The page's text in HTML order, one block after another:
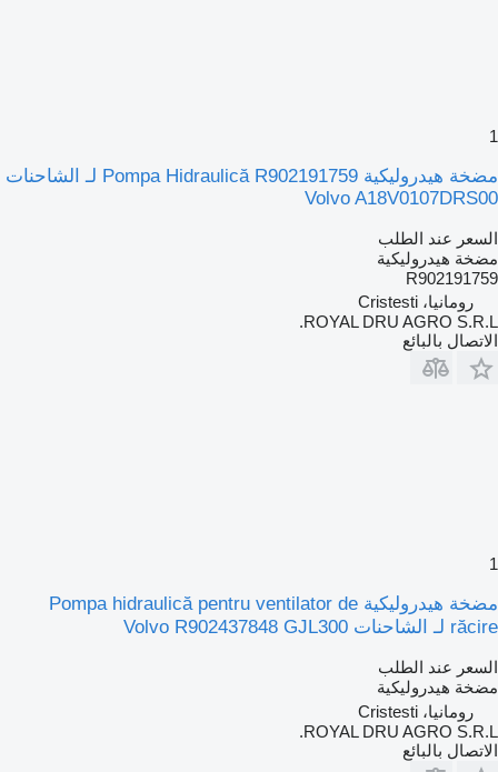
1
مضخة هيدروليكية Pompa Hidraulică R902191759 لـ الشاحنات
Volvo A18V0107DRS00
السعر عند الطلب
مضخة هيدروليكية
R902191759
رومانيا، Cristesti
ROYAL DRU AGRO S.R.L.
الاتصال بالبائع
1
مضخة هيدروليكية Pompa hidraulică pentru ventilator de
răcire لـ الشاحنات Volvo R902437848 GJL300
السعر عند الطلب
مضخة هيدروليكية
رومانيا، Cristesti
ROYAL DRU AGRO S.R.L.
الاتصال بالبائع